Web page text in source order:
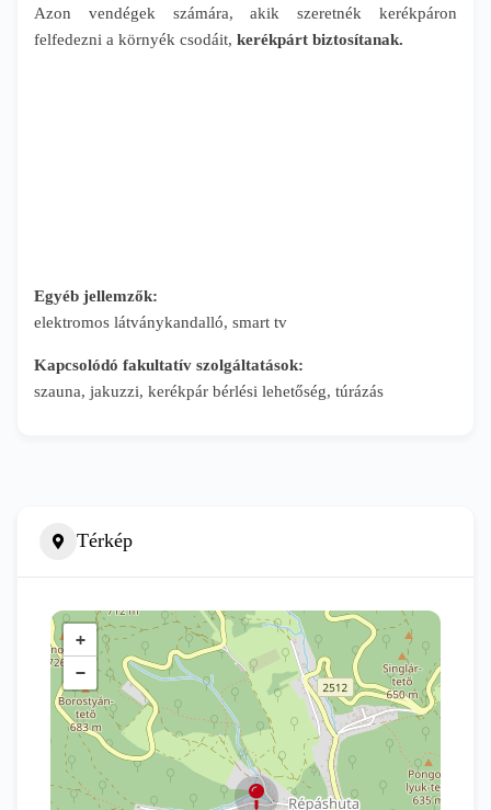
Azon vendégek számára, akik szeretnék kerékpáron
felfedezni a környék csodáit, kerékpárt biztosítanak.
Egyéb jellemzők:
elektromos látványkandalló, smart tv
Kapcsolódó fakultatív szolgáltatások:
szauna, jakuzzi, kerékpár bérlési lehetőség, túrázás
Térkép
+
−